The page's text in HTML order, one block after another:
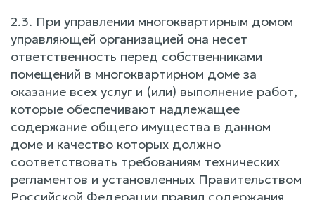
2.3. При управлении многоквартирным домом
управляющей организацией она несет
ответственность перед собственниками
помещений в многоквартирном доме за
оказание всех услуг и (или) выполнение работ,
которые обеспечивают надлежащее
содержание общего имущества в данном
доме и качество которых должно
соответствовать требованиям технических
регламентов и установленных Правительством
Российской Федерации правил содержания